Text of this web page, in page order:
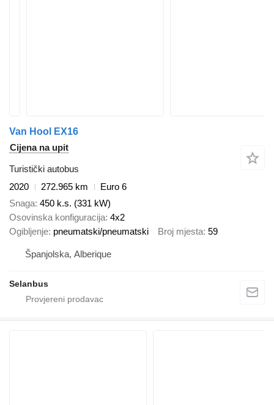
Van Hool EX16
Cijena na upit
Turistički autobus
2020
272.965 km
Euro 6
Snaga 450 k.s. (331 kW)
Osovinska konfiguracija 4x2
Ogibljenje pneumatski/pneumatski Broj mjesta 59
Španjolska, Alberique
Selanbus